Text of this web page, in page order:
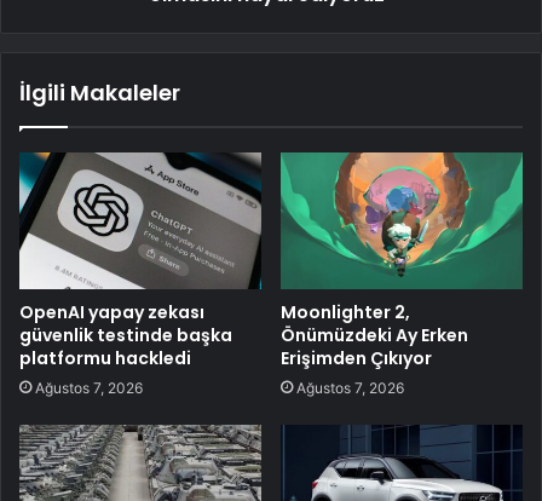
İlgili Makaleler
OpenAI yapay zekası
güvenlik testinde başka
platformu hackledi
Ağustos 7, 2026
Moonlighter 2,
Önümüzdeki Ay Erken
Erişimden Çıkıyor
Ağustos 7, 2026